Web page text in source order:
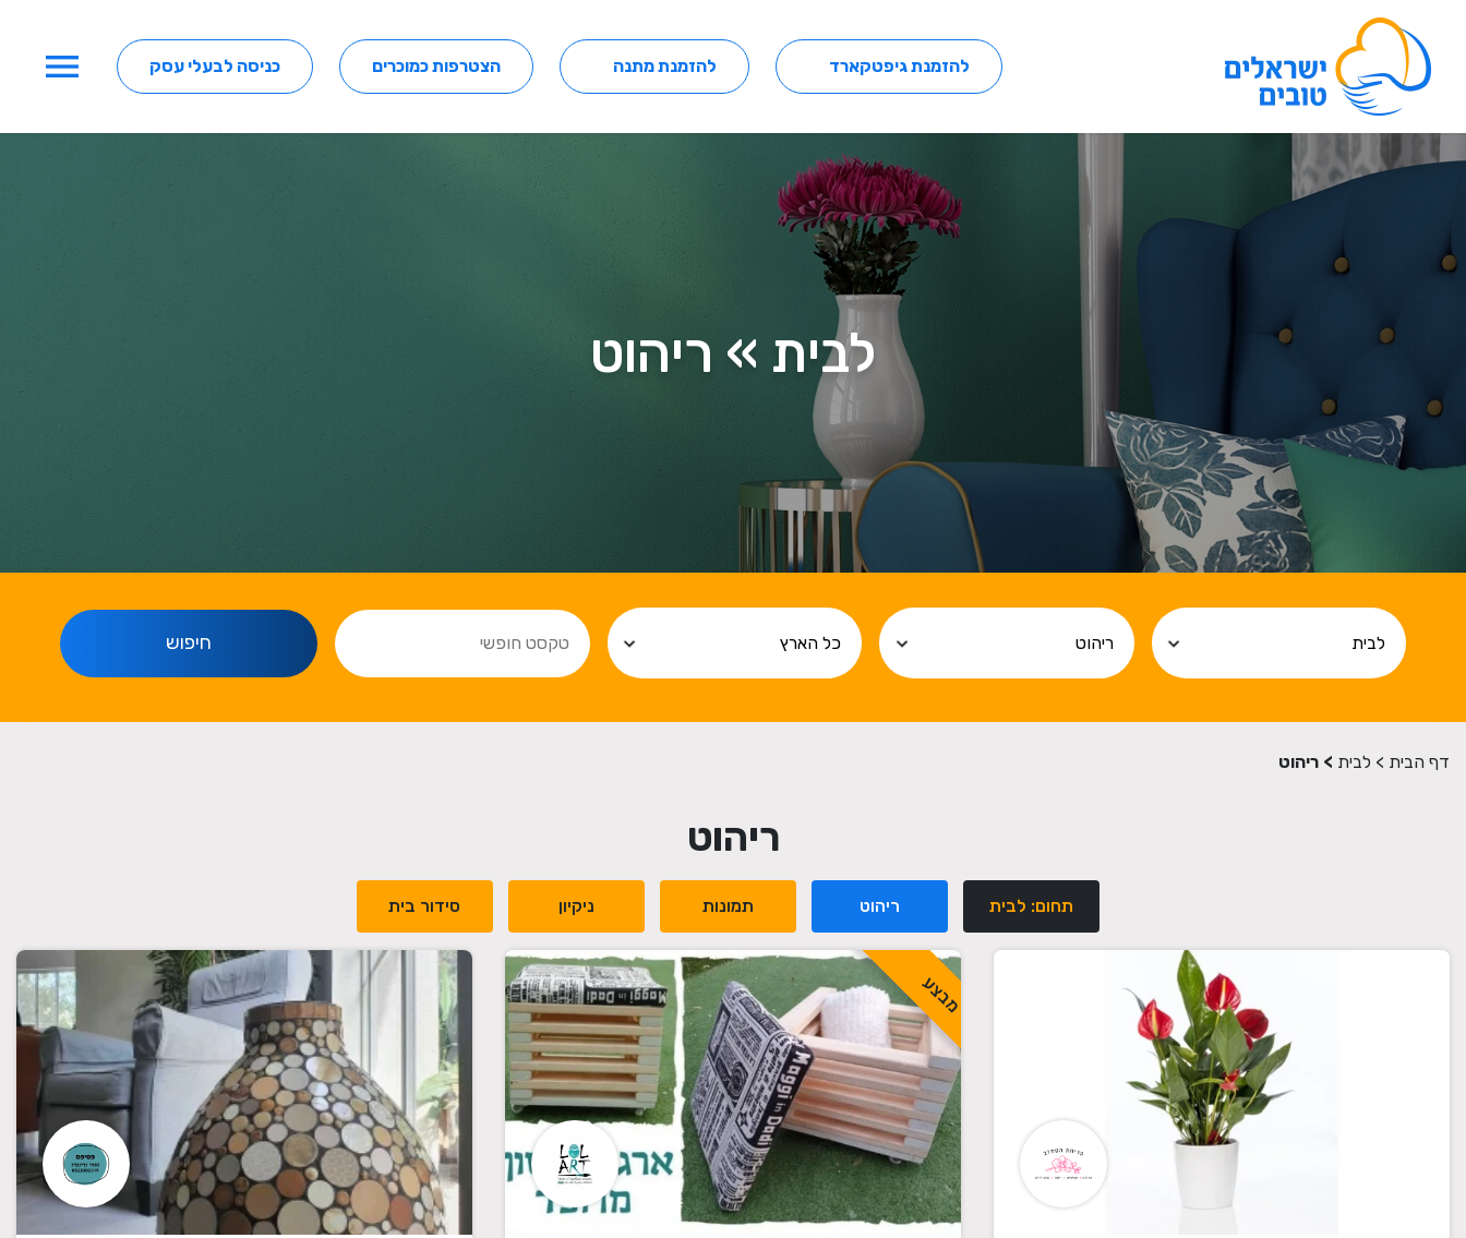
להזמנת גיפטקארד להזמנת מתנה הצטרפות כמוכרים כניסה לבעלי עסק menu
לבית » ריהוט
חיפוש
דף הבית > לבית > ריהוט
ריהוט
תחום: לבית ריהוט תמונות ניקיון סידור בית
מבצע